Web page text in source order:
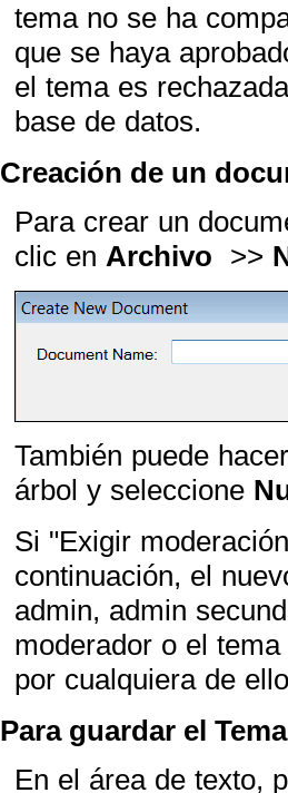
tema no se ha
que se haya
el tema es
base de datos.
Creación de un
Para crear un
clic en Archivo >>
También puede
árbol y seleccione
Si "Exigir
continuación, el
admin, admin
moderador o el
por cualquiera de
Para guardar el
En el área de texto,